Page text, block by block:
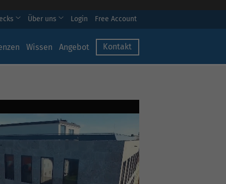
Über uns Login Free Account
Wissen Angebot Kontakt